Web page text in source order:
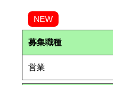
NEW
募集職種
営業